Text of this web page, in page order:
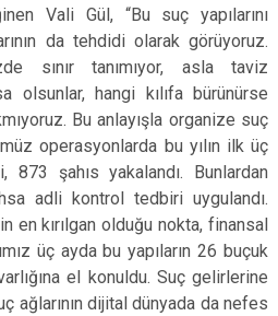
Vali Gül, “Bu suç yapılarını
da tehdidi olarak görüyoruz.
sınır tanımıyor, asla taviz
olsunlar, hangi kılıfa bürünürse
Bu anlayışla organize suç
operasyonlarda bu yılın ilk üç
şahıs yakalandı. Bunlardan
adli kontrol tedbiri uygulandı.
en kırılgan olduğu nokta, finansal
üç ayda bu yapıların 26 buçuk
el konuldu. Suç gelirlerine
ağlarının dijital dünyada da nefes